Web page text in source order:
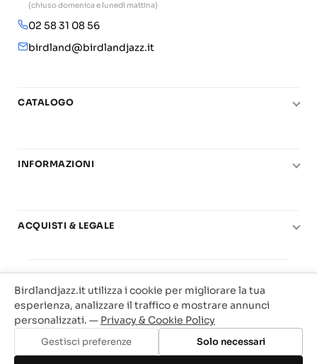
Aggiungi al carrello
(chiuso domenica e lunedì mattina)
02 58 31 08 56
birdland@birdlandjazz.it
CATALOGO
Chitarra
Basi play-along
Offerte
INFORMAZIONI
Carta del Docente
ACQUISTI & LEGALE
Privacy & Cookie
Traccia il tuo ordine
Birdland Milano. P.Iva 12093700156
Web Agency Milano
Birdlandjazz.it utilizza i cookie per migliorare la tua
esperienza, analizzare il traffico e mostrare annunci
personalizzati. — Privacy & Cookie Policy
Gestisci preferenze Solo necessari